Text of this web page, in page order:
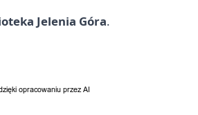
Jelenia Góra.